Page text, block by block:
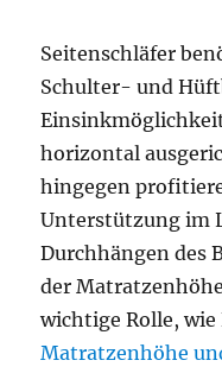
Seitenschläfer
Schulter- und
horizontal
hingegen
Unterstützung im
Durchhängen des
der
wichtige Rolle,
Matratzenhöhe